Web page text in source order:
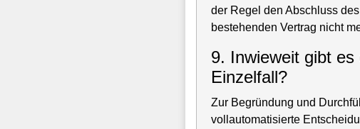
der Regel den Abschluss
bestehenden Vertrag nicht
9. Inwieweit gibt
Einzelfall?
Zur Begründung und
vollautomatisierte